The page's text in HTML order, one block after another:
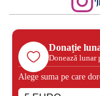
Donație
Donează lunar
Alege suma pe care